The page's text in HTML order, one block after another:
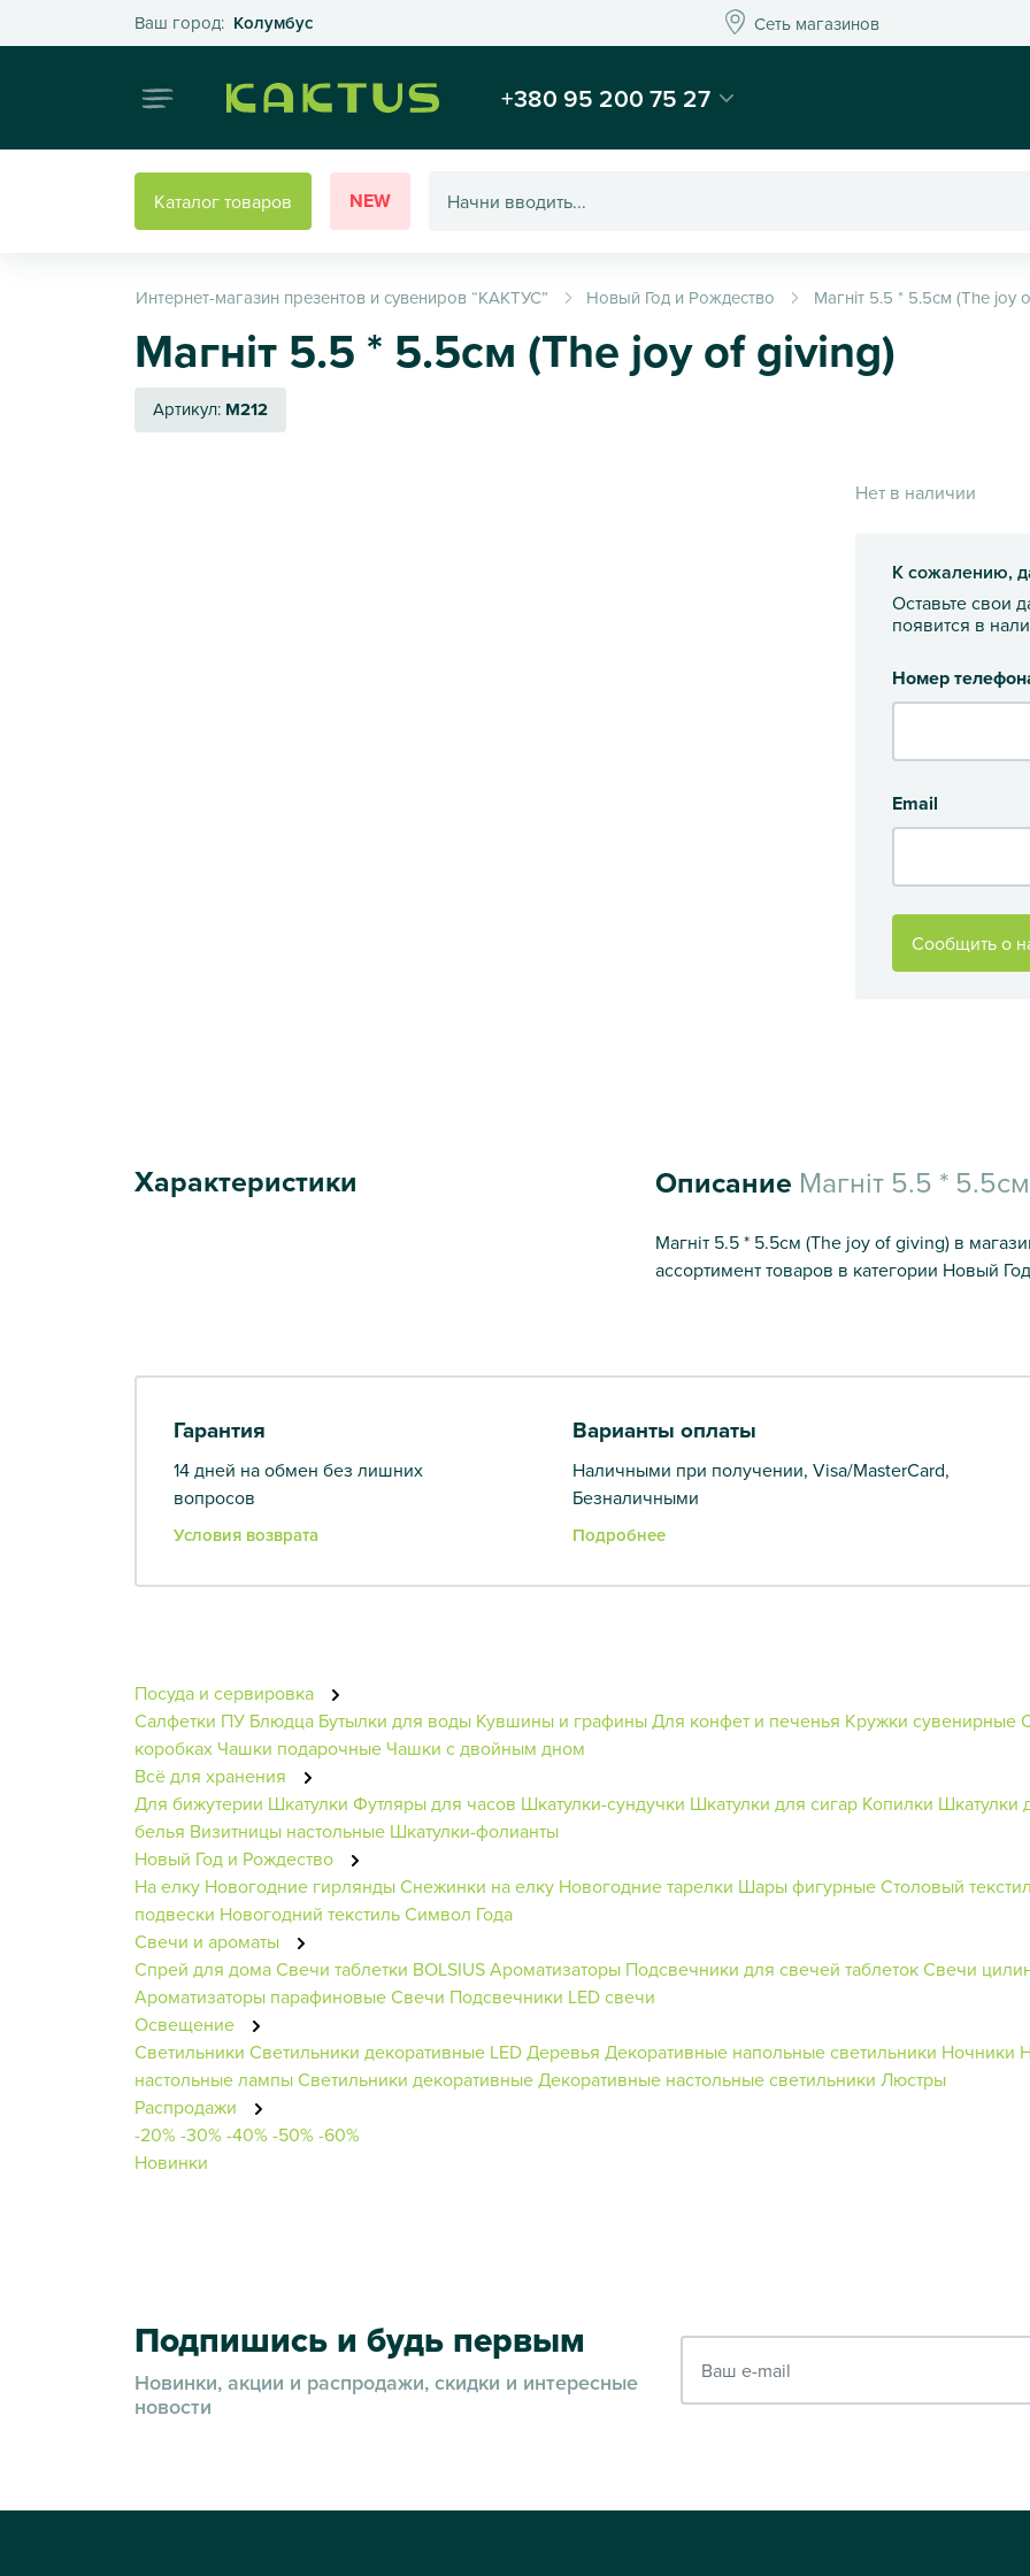
Ваш город: КолумбусВыберите свой город Сеть магазиновСеть магазинов
Интернет-магазин подарков и декора - Kaktus
+380 95 200 75 27
Каталог товаров NEW
Интернет-магазин презентов и сувениров “КАКТУС” Новый Год и Рождество Магніт 5.5 * 5.5см (The joy
Магніт 5.5 * 5.5см (The joy of giving)
Артикул: M212
Нет в наличии
К сожалению,
Оставьте свои
появится в
Номер
Email
Сообщить о
Характеристики Описание Магніт 5.5 *
Магніт 5.5 * 5.5см (The joy of giving) в
ассортимент товаров в категории Новый
Гарантия
14 дней на обмен без лишних
вопросов
Условия возврата
Варианты оплаты
Наличными при получении, Visa/MasterCard,
Безналичными
Подробнее
Посуда и сервировка
Салфетки ПУ Блюдца Бутылки для воды Кувшины и графиныДля конфет и печенья Кружки сувенирные
коробках Чашки подарочные Чашки с двойным дном
Всё для хранения
Для бижутерии Шкатулки Футляры для часов Шкатулки-сундучки Шкатулки для сигар Копилки Шкатулки
белья Визитницы настольные Шкатулки-фолианты
Новый Год и Рождество
На елку Новогодние гирляндыСнежинки на елку Новогодние тарелки Шары фигурныеСтоловый
подвески Новогодний текстильСимвол Года
Свечи и ароматы
Спрей для домаСвечи таблетки BOLSIUSАроматизаторы Подсвечники для свечей таблетокСвечи
Ароматизаторы парафиновыеСвечи Подсвечники LED свечи
Освещение
Светильники Светильники декоративные LED Деревья Декоративные напольные светильники Ночники
настольные лампыСветильники декоративныеДекоративные настольные светильники Люстры
Распродажи
-20%-30%-40%-50%-60%
Новинки
Подпишись и будь первым
Новинки, акции и распродажи, скидки и интересные
новости